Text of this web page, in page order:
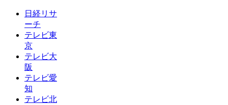
日経リサ
ーチ
テレビ東
京
テレビ大
阪
テレビ愛
知
テレビ北